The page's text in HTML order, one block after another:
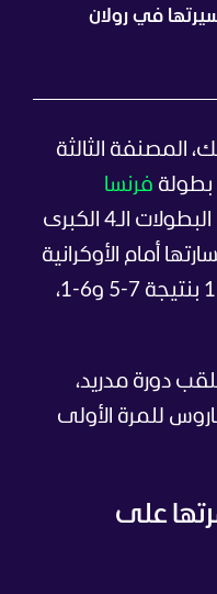
في رولان
المصنفة الثالثة
فرنسا
المفتوحة، البطولة الـ2 ضمن البطولات الـ4 الكبرى
أمام الأوكرانية
مارتا كوستيوك المصنفة الـ15 بنتيجة 7-5 و6-1،
دورة مدريد،
للمرة الأولى
على